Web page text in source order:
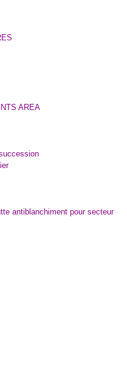
AREA
antiblanchiment pour secteur